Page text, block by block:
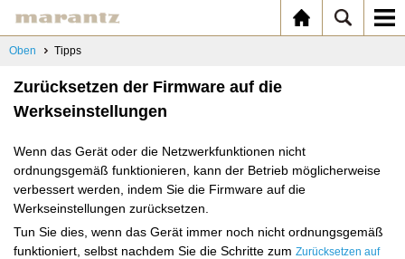
Oben Tipps
Zurücksetzen der Firmware auf die
Werkseinstellungen
Wenn das Gerät oder die Netzwerkfunktionen nicht
ordnungsgemäß funktionieren, kann der Betrieb möglicherweise
verbessert werden, indem Sie die Firmware auf die
Werkseinstellungen zurücksetzen.
Tun Sie dies, wenn das Gerät immer noch nicht ordnungsgemäß
funktioniert, selbst nachdem Sie die Schritte zum Zurücksetzen auf